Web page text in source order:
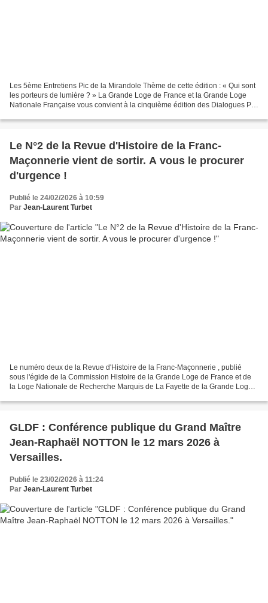
Les 5ème Entretiens Pic de la Mirandole Thème de cette édition : « Qui sont
les porteurs de lumière ? » La Grande Loge de France et la Grande Loge
Nationale Française vous convient à la cinquième édition des Dialogues Pic
Le N°2 de la Revue d'Histoire de la Franc-
Maçonnerie vient de sortir. A vous le procurer
d'urgence !
Publié le 24/02/2026 à 10:59
Par Jean-Laurent Turbet
Le numéro deux de la Revue d'Histoire de la Franc-Maçonnerie , publié
sous l'égide de la Commission Histoire de la Grande Loge de France et de
la Loge Nationale de Recherche Marquis de La Fayette de la Grande Loge
GLDF : Conférence publique du Grand Maître
Jean-Raphaël NOTTON le 12 mars 2026 à
Versailles.
Publié le 23/02/2026 à 11:24
Par Jean-Laurent Turbet